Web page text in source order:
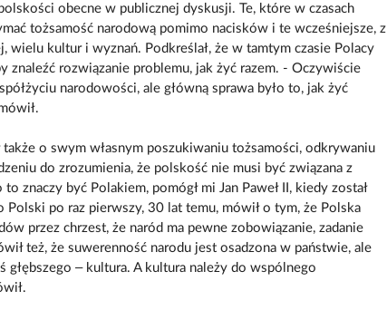
obecne w publicznej dyskusji. Te, które w czasach
tożsamość narodową pomimo nacisków i te wcześniejsze, z
wielu kultur i wyznań. Podkreślał, że w tamtym czasie Polacy
znaleźć rozwiązanie problemu, jak żyć razem. - Oczywiście
narodowości, ale główną sprawa było to, jak żyć
o swym własnym poszukiwaniu tożsamości, odkrywaniu
do zrozumienia, że polskość nie musi być związana z
znaczy być Polakiem, pomógł mi Jan Paweł II, kiedy został
Polski po raz pierwszy, 30 lat temu, mówił o tym, że Polska
przez chrzest, że naród ma pewne zobowiązanie, zadanie
też, że suwerenność narodu jest osadzona w państwie, ale
głębszego – kultura. A kultura należy do wspólnego